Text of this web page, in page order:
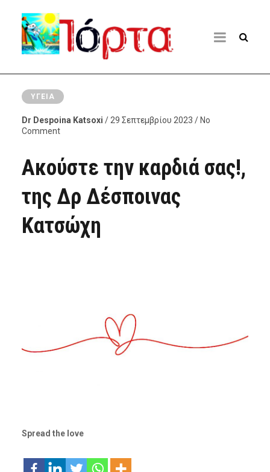
ΥΓΕΊΑ
Dr Despoina Katsoxi / 29 Σεπτεμβρίου 2023 / No
Comment
Ακούστε την καρδιά σας!,
της Δρ Δέσποινας
Κατσώχη
Spread the love